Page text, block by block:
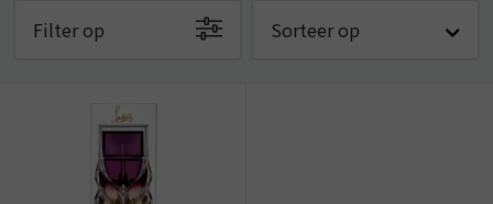
Filter op Sorteer op